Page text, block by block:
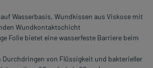
Wasserbasis, Wundkissen aus Viskose mit
Wundkontaktschicht
Folie bietet eine wasserfeste Barriere beim
Durchdringen von Flüssigkeit und bakterieller